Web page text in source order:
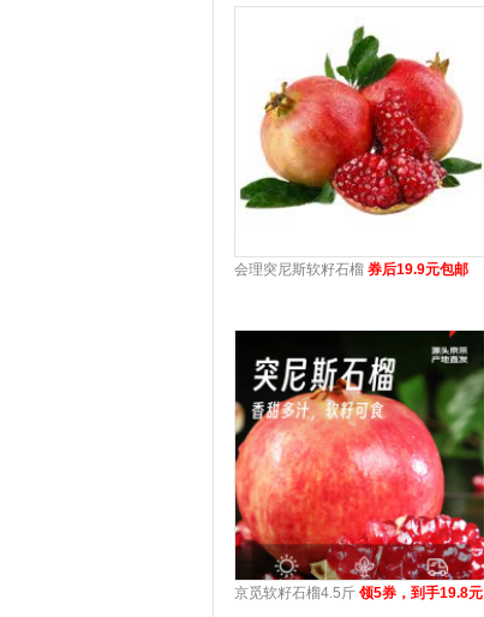
会理突尼斯软籽石榴 券后19.9元包邮
京觅软籽石榴4.5斤 领5券，到手19.8元